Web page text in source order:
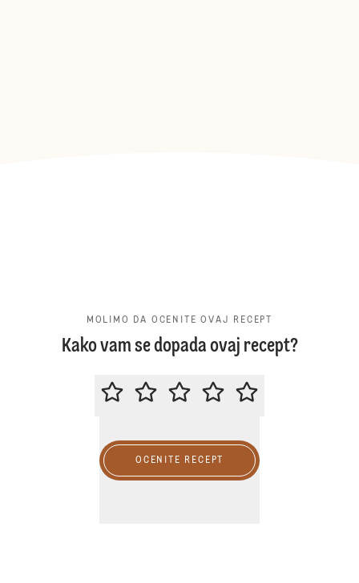
MOLIMO DA OCENITE OVAJ RECEPT
Kako vam se dopada ovaj recept?
MOLIMO DA OCENITE OVAJ
OCENITE RECEPT